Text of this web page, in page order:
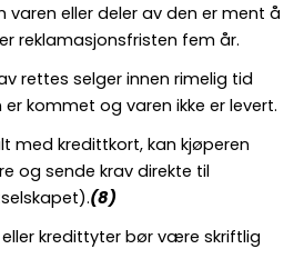
varen eller deler av den er ment å
reklamasjonsfristen fem år.
rettes selger innen rimelig tid
kommet og varen ikke er levert.
med kredittkort, kan kjøperen
og sende krav direkte til
(8)
kredittyter bør være skriftlig